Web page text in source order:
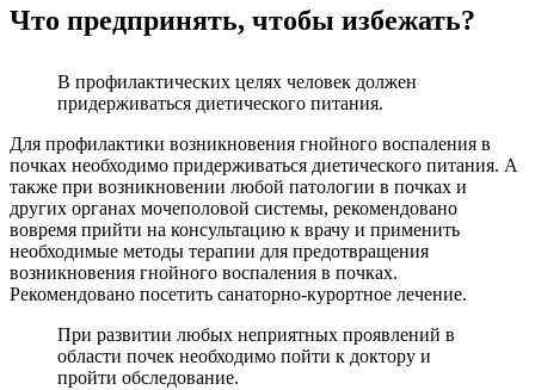
Что предпринять, чтобы избежать?
В профилактических целях человек должен
придерживаться диетического питания.
Для профилактики возникновения гнойного воспаления в
почках необходимо придерживаться диетического питания. А
также при возникновении любой патологии в почках и
других органах мочеполовой системы, рекомендовано
вовремя прийти на консультацию к врачу и применить
необходимые методы терапии для предотвращения
возникновения гнойного воспаления в почках.
Рекомендовано посетить санаторно-курортное лечение.
При развитии любых неприятных проявлений в
области почек необходимо пойти к доктору и
пройти обследование.